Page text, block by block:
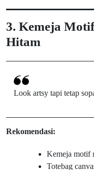
3. Kemeja
Hitam
Look artsy tapi tetap
Rekomendasi:
Kemeja motif
Totebag